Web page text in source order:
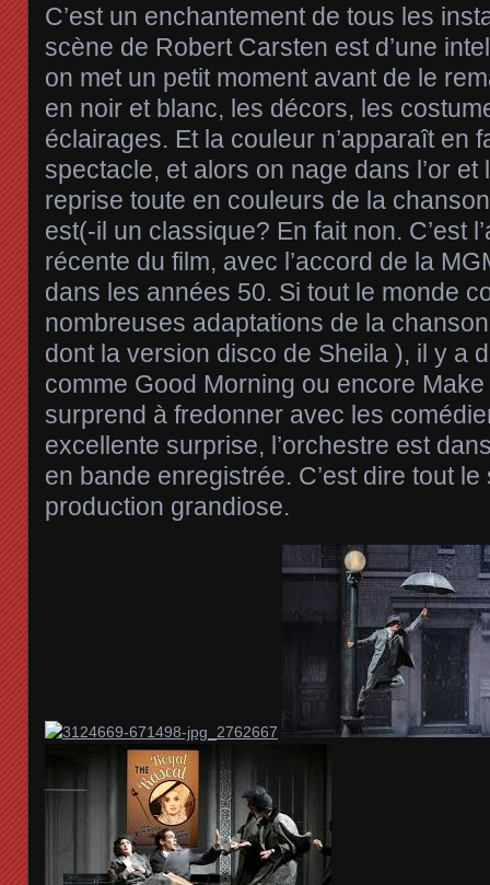
C’est un enchantement de tous les
scène de Robert Carsten est d’une
on met un petit moment avant de le
en noir et blanc, les décors, les
éclairages. Et la couleur n’apparaît en
spectacle, et alors on nage dans l’or
reprise toute en couleurs de la
est(-il un classique? En fait non. C’est
récente du film, avec l’accord de la
dans les années 50. Si tout le monde
nombreuses adaptations de la
dont la version disco de Sheila ), il y a
comme Good Morning ou encore Make
surprend à fredonner avec les
excellente surprise, l’orchestre est
en bande enregistrée. C’est dire tout
production grandiose.